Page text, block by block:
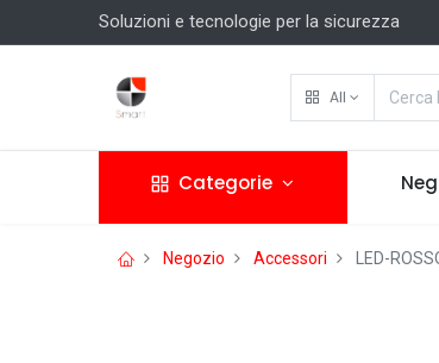
Soluzioni e tecnologie per la sicurezza
All
Categorie
Negozio Accessori LED-